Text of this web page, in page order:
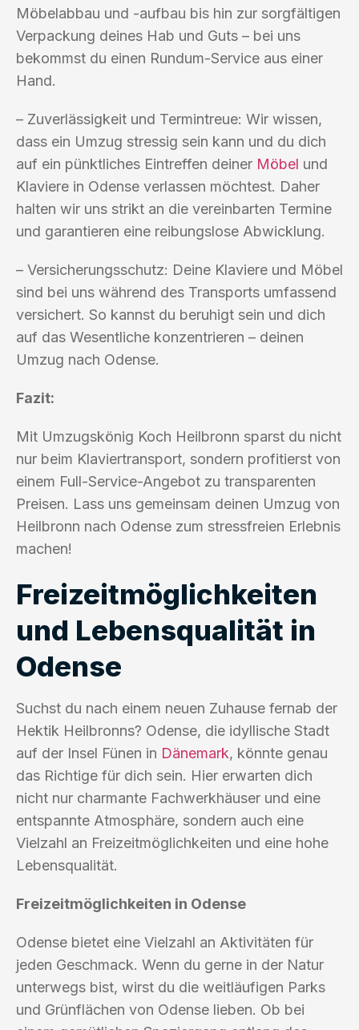
Möbelabbau und -aufbau bis hin zur sorgfältigen
Verpackung deines Hab und Guts – bei uns
bekommst du einen Rundum-Service aus einer
Hand.
– Zuverlässigkeit und Termintreue: Wir wissen,
dass ein Umzug stressig sein kann und du dich
auf ein pünktliches Eintreffen deiner Möbel und
Klaviere in Odense verlassen möchtest. Daher
halten wir uns strikt an die vereinbarten Termine
und garantieren eine reibungslose Abwicklung.
– Versicherungsschutz: Deine Klaviere und Möbel
sind bei uns während des Transports umfassend
versichert. So kannst du beruhigt sein und dich
auf das Wesentliche konzentrieren – deinen
Umzug nach Odense.
Fazit:
Mit Umzugskönig Koch Heilbronn sparst du nicht
nur beim Klaviertransport, sondern profitierst von
einem Full-Service-Angebot zu transparenten
Preisen. Lass uns gemeinsam deinen Umzug von
Heilbronn nach Odense zum stressfreien Erlebnis
machen!
Freizeitmöglichkeiten
und Lebensqualität in
Odense
Suchst du nach einem neuen Zuhause fernab der
Hektik Heilbronns? Odense, die idyllische Stadt
auf der Insel Fünen in Dänemark, könnte genau
das Richtige für dich sein. Hier erwarten dich
nicht nur charmante Fachwerkhäuser und eine
entspannte Atmosphäre, sondern auch eine
Vielzahl an Freizeitmöglichkeiten und eine hohe
Lebensqualität.
Freizeitmöglichkeiten in Odense
Odense bietet eine Vielzahl an Aktivitäten für
jeden Geschmack. Wenn du gerne in der Natur
unterwegs bist, wirst du die weitläufigen Parks
und Grünflächen von Odense lieben. Ob bei